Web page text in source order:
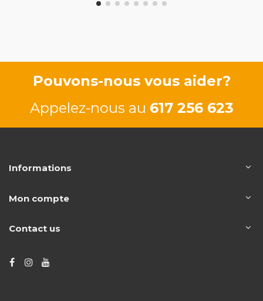
66/90 CV
Pouvons-nous vous aider?
Appelez-nous au 617 256 623
Informations
Mon compte
Contact us